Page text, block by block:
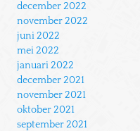
december 2022
november 2022
juni 2022
mei 2022
januari 2022
december 2021
november 2021
oktober 2021
september 2021